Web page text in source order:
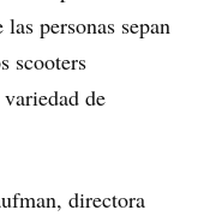
personas sepan
scooters
de
directora